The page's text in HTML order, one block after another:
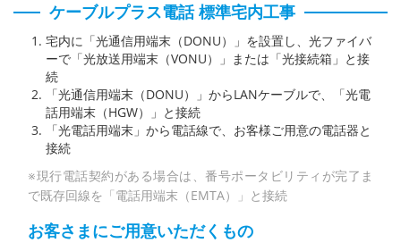
ケーブルプラス電話 標準宅内工事
宅内に「光通信用端末（DONU）」を設置し、光ファイバ
ーで「光放送用端末（VONU）」または「光接続箱」と接
続
「光通信用端末（DONU）」からLANケーブルで、「光電
話用端末（HGW）」と接続
「光電話用端末」から電話線で、お客様ご用意の電話器と
接続
※現行電話契約がある場合は、番号ポータビリティが完了ま
で既存回線を「電話用端末（EMTA）」と接続
お客さまにご用意いただくもの